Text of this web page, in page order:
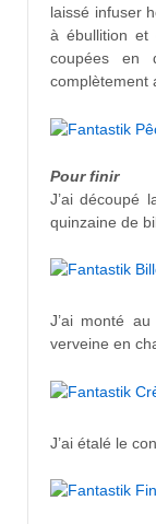
laissé infuser
à ébullition et
coupées en
complètement
Pour finir
J’ai découpé
quinzaine de
J’ai monté
verveine en
J’ai étalé le